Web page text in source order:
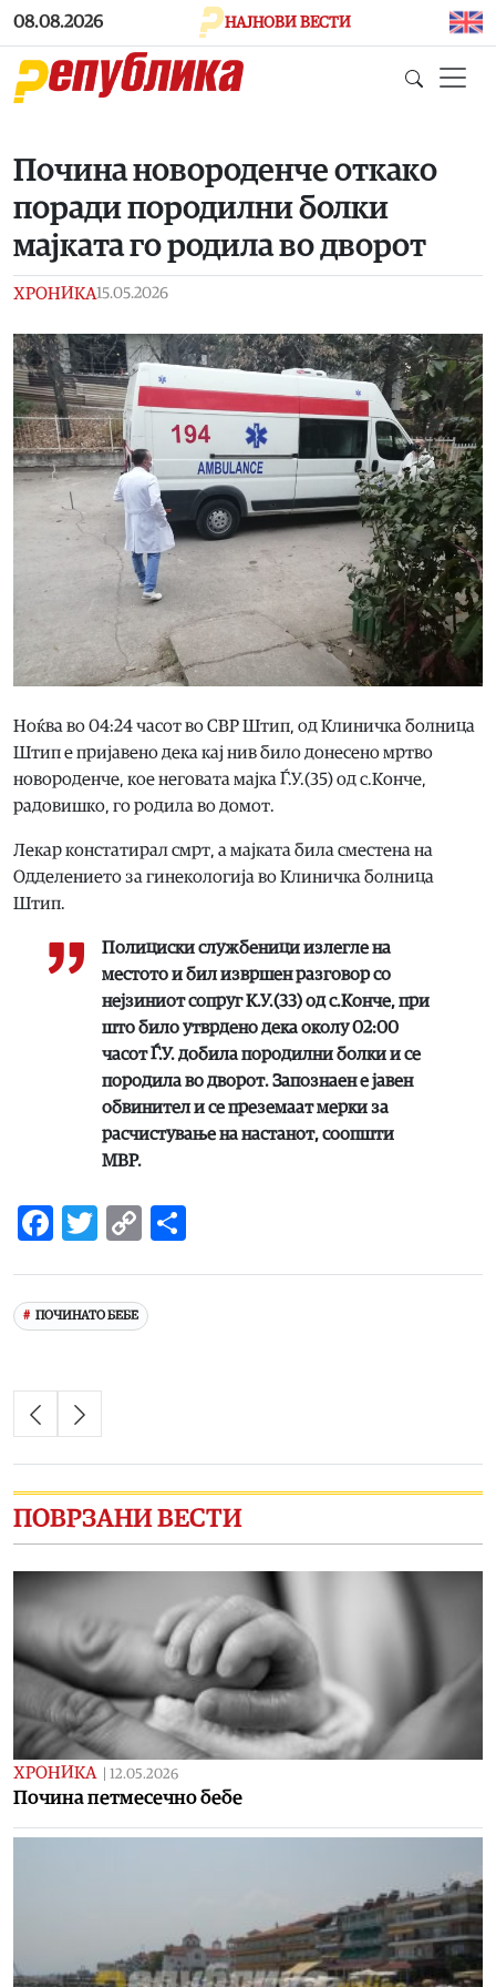
Skip to main content
08.08.2026 НАЈНОВИ ВЕСТИ
Почина новороденче откако
поради породилни болки
мајката го родила во дворот
ХРОНИКА15.05.2026
Ноќва во 04:24 часот во СВР Штип, од Клиничка болница
Штип е пријавено дека кај нив било донесено мртво
новороденче, кое неговата мајка Ѓ.У.(35) од с.Конче,
радовишко, го родила во домот.
Лекар констатирал смрт, а мајката била сместена на
Одделението за гинекологија во Клиничка болница
Штип.
Полициски службеници излегле на
местото и бил извршен разговор со
нејзиниот сопруг К.У.(33) од с.Конче, при
што било утврдено дека околу 02:00
часот Ѓ.У. добила породилни болки и се
породила во дворот. Запознаен е јавен
обвинител и се преземаат мерки за
расчистување на настанот, соопшти
МВР.
Facebook
Twitter
Copy
ПОЧИНАТО БЕБЕ
ПОВРЗАНИ ВЕСТИ
ХРОНИКА | 12.05.2026
Почина петмесечно бебе